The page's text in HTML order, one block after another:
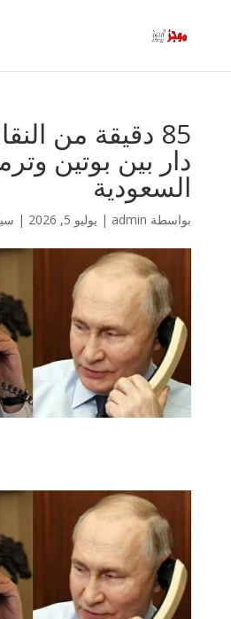
85 دقيقة من
دار بين بوتين
السعودية
بواسطة admin
| يوليو 5, 2026 |